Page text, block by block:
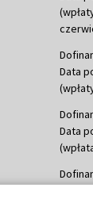
Data
Data